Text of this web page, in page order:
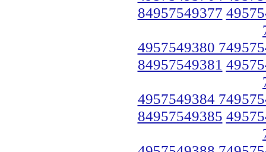
84957549377
4957549380
84957549381
4957549384
84957549385